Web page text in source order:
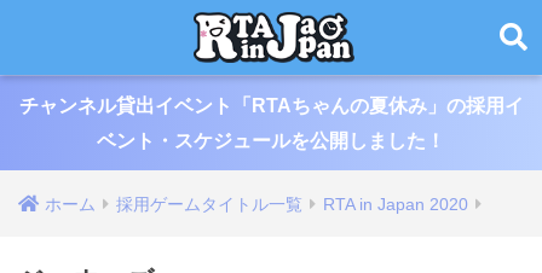
チャンネル貸出イベント「RTAちゃんの夏休み」の採用イ
ベント・スケジュールを公開しました！
ホーム 採用ゲームタイトル一覧 RTA in Japan 2020